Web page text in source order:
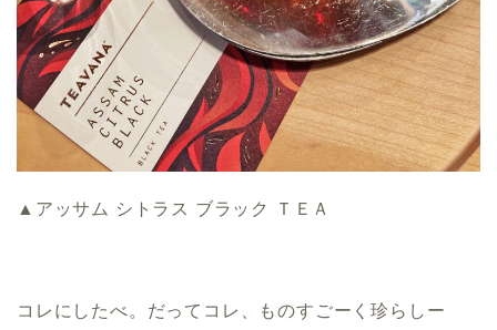
▲アッサム シトラス ブラック ＴＥＡ
コレにしたべ。だってコレ、ものすごーく珍らしー